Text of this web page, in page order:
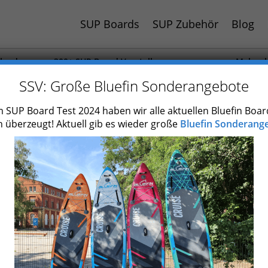
SUP Boards SUP Zubehör Blog
300+ SUP Board Vorstellungen
Auch Paddel und Zubehör getestet
Mehr
SUP
ergab41Treffer
kannst Du die Ergebnisliste verfeinern.
Aztron
3-teiliges Stechpaddel
SSV: Große Bluefin Sonderangebote
SUP Board Test 2024 haben wir alle aktuellen Bluefin
überzeugt! Aktuell gib es wieder große Bluefin